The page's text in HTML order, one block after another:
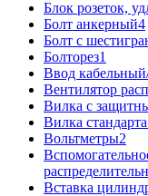
Блок розеток,
Болт анкерный4
Болт с
Болторез1
Ввод
Вентилятор
Вилка с
Вилка
Вольтметры2
Вставка